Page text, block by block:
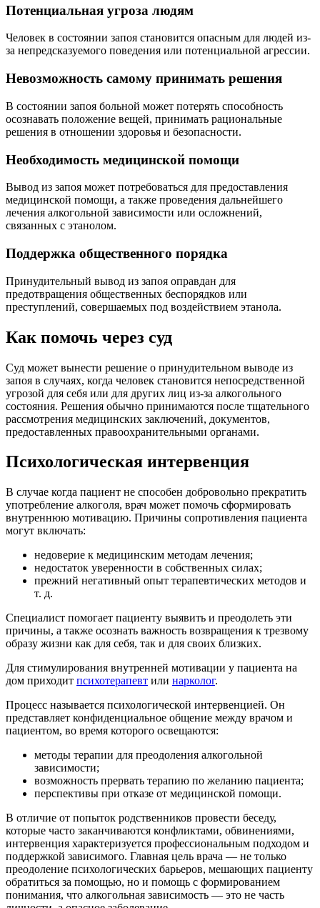
Потенциальная угроза людям
Человек в состоянии запоя становится опасным для людей из-
за непредсказуемого поведения или потенциальной агрессии.
Невозможность самому принимать решения
В состоянии запоя больной может потерять способность
осознавать положение вещей, принимать рациональные
решения в отношении здоровья и безопасности.
Необходимость медицинской помощи
Вывод из запоя может потребоваться для предоставления
медицинской помощи, а также проведения дальнейшего
лечения алкогольной зависимости или осложнений,
связанных с этанолом.
Поддержка общественного порядка
Принудительный вывод из запоя оправдан для
предотвращения общественных беспорядков или
преступлений, совершаемых под воздействием этанола.
Как помочь через суд
Суд может вынести решение о принудительном выводе из
запоя в случаях, когда человек становится непосредственной
угрозой для себя или для других лиц из-за алкогольного
состояния. Решения обычно принимаются после тщательного
рассмотрения медицинских заключений, документов,
предоставленных правоохранительными органами.
Психологическая интервенция
В случае когда пациент не способен добровольно прекратить
употребление алкоголя, врач может помочь сформировать
внутреннюю мотивацию. Причины сопротивления пациента
могут включать:
недоверие к медицинским методам лечения;
недостаток уверенности в собственных силах;
прежний негативный опыт терапевтических методов и
т. д.
Специалист помогает пациенту выявить и преодолеть эти
причины, а также осознать важность возвращения к трезвому
образу жизни как для себя, так и для своих близких.
Для стимулирования внутренней мотивации у пациента на
дом приходит психотерапевт или нарколог.
Процесс называется психологической интервенцией. Он
представляет конфиденциальное общение между врачом и
пациентом, во время которого освещаются:
методы терапии для преодоления алкогольной
зависимости;
возможность прервать терапию по желанию пациента;
перспективы при отказе от медицинской помощи.
В отличие от попыток родственников провести беседу,
которые часто заканчиваются конфликтами, обвинениями,
интервенция характеризуется профессиональным подходом и
поддержкой зависимого. Главная цель врача — не только
преодоление психологических барьеров, мешающих пациенту
обратиться за помощью, но и помощь с формированием
понимания, что алкогольная зависимость — это не часть